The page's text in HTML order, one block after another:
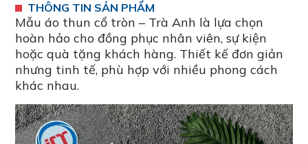
THÔNG TIN SẢN PHẨM
Mẫu áo thun cổ tròn – Trà Anh là lựa chọn
hoàn hảo cho đồng phục nhân viên, sự kiện
hoặc quà tặng khách hàng. Thiết kế đơn giản
nhưng tinh tế, phù hợp với nhiều phong cách
khác nhau.